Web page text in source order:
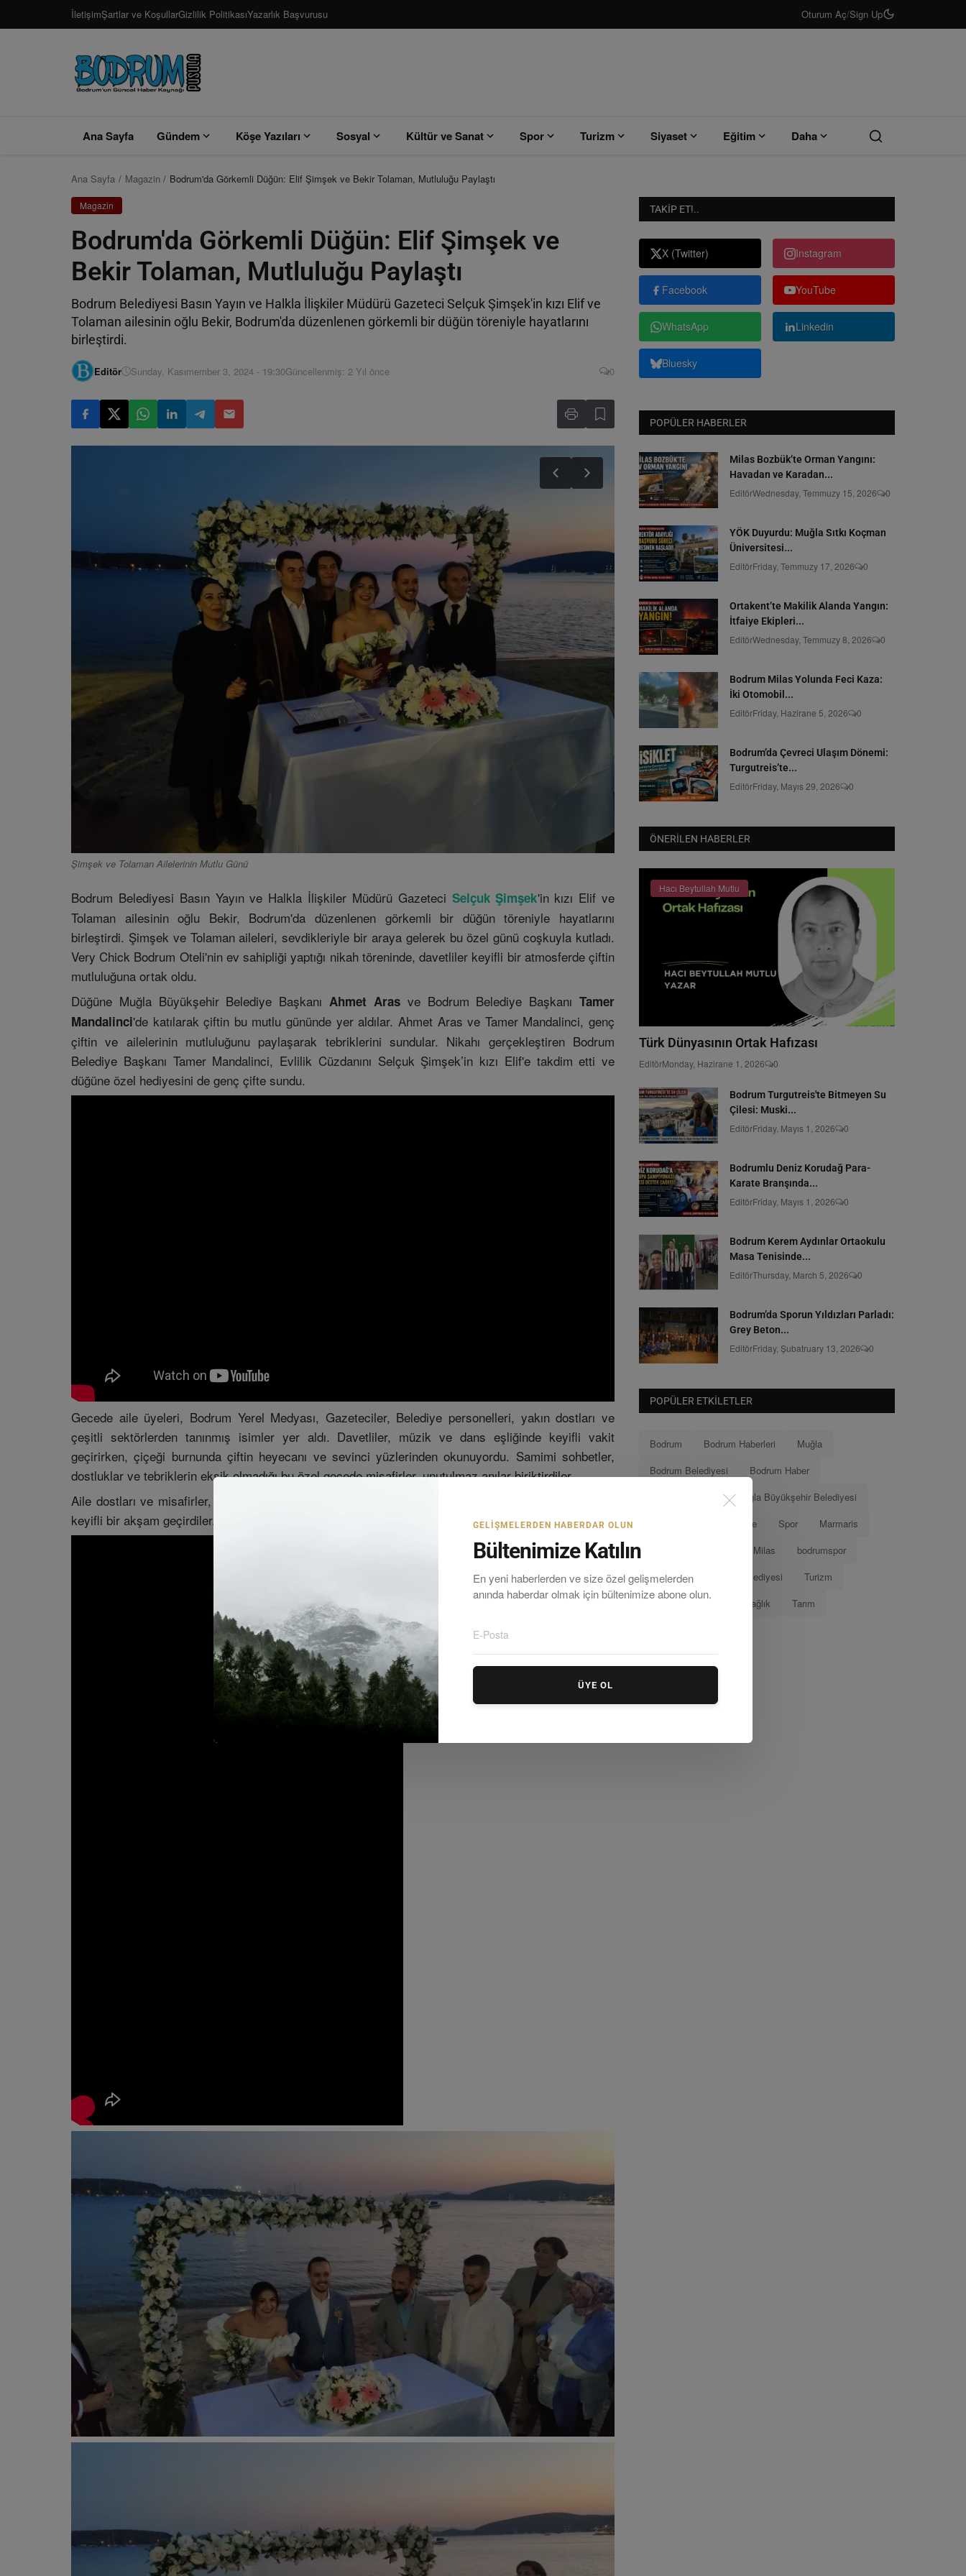
İletişimŞartlar ve KoşullarGizlilik PolitikasıYazarlık Başvurusu Oturum Aç/Sign Up
Ana Sayfa Gündem Köşe Yazıları Sosyal Kültür ve Sanat Spor Turizm Siyaset Eğitim Daha
Ana Sayfa Magazin Bodrum'da Görkemli Düğün: Elif Şimşek ve Bekir Tolaman, Mutluluğu Paylaştı
Magazin
Bodrum'da Görkemli Düğün: Elif Şimşek ve
Bekir Tolaman, Mutluluğu Paylaştı
Bodrum Belediyesi Basın Yayın ve Halkla İlişkiler Müdürü Gazeteci Selçuk Şimşek'in kızı Elif ve
Tolaman ailesinin oğlu Bekir, Bodrum'da düzenlenen görkemli bir düğün töreniyle hayatlarını
birleştirdi.
Editör Sunday, Kasımember 3, 2024 - 19:30Güncellenmiş: 2 Yıl önce 0
Şimşek ve Tolaman Ailelerinin Mutlu Günü
Bodrum Belediyesi Basın Yayın ve Halkla İlişkiler Müdürü Gazeteci Selçuk Şimşek'in kızı Elif ve
Tolaman ailesinin oğlu Bekir, Bodrum'da düzenlenen görkemli bir düğün töreniyle hayatlarını
birleştirdi. Şimşek ve Tolaman aileleri, sevdikleriyle bir araya gelerek bu özel günü coşkuyla kutladı.
Very Chick Bodrum Oteli'nin ev sahipliği yaptığı nikah töreninde, davetliler keyifli bir atmosferde çiftin
mutluluğuna ortak oldu.
Düğüne Muğla Büyükşehir Belediye Başkanı Ahmet Arasve Bodrum Belediye BaşkanıTamer
Mandalinci'de katılarak çiftin bu mutlu gününde yer aldılar. Ahmet Aras ve Tamer Mandalinci, genç
çiftin ve ailelerinin mutluluğunu paylaşarak tebriklerini sundular. Nikahı gerçekleştiren Bodrum
Belediye Başkanı Tamer Mandalinci, Evlilik Cüzdanını Selçuk Şimşek’in kızı Elif'e takdim etti ve
düğüne özel hediyesini de genç çifte sundu.
Gecede aile üyeleri, Bodrum Yerel Medyası, Gazeteciler, Belediye personelleri, yakın dostları ve
çeşitli sektörlerden tanınmış isimler yer aldı. Davetliler, müzik ve dans eşliğinde keyifli vakit
geçirirken, çiçeği burnunda çiftin heyecanı ve sevinci yüzlerinden okunuyordu. Samimi sohbetler,
dostluklar ve tebriklerin eksik olmadığı bu özel gecede misafirler, unutulmaz anılar biriktirdiler.
Aile dostları ve misafirler, çiftin ömür boyu mutluluk temennilerinde bulunarak törenin sonuna kadar
keyifli bir akşam geçirdiler.
TAKIP ET!..
X (Twitter) Instagram
Facebook YouTube
WhatsApp Linkedin
Bluesky
POPÜLER HABERLER
Milas Bozbük’te Orman Yangını:
Havadan ve Karadan...
EditörWednesday, Temmuzy 15, 2026 0
YÖK Duyurdu: Muğla Sıtkı Koçman
Üniversitesi...
EditörFriday, Temmuzy 17, 2026 0
Ortakent’te Makilik Alanda Yangın:
İtfaiye Ekipleri...
EditörWednesday, Temmuzy 8, 2026 0
Bodrum Milas Yolunda Feci Kaza:
İki Otomobil...
EditörFriday, Hazirane 5, 2026 0
Bodrum’da Çevreci Ulaşım Dönemi:
Turgutreis’te...
EditörFriday, Mayıs 29, 2026 0
ÖNERILEN HABERLER
Hacı Beytullah Mutlu
Türk Dünyasının Ortak Hafızası
EditörMonday, Hazirane 1, 2026 0
Bodrum Turgutreis'te Bitmeyen Su
Çilesi: Muski...
EditörFriday, Mayıs 1, 2026 0
Bodrumlu Deniz Korudağ Para-
Karate Branşında...
EditörFriday, Mayıs 1, 2026 0
Bodrum Kerem Aydınlar Ortaokulu
Masa Tenisinde...
EditörThursday, March 5, 2026 0
Bodrum’da Sporun Yıldızları Parladı:
Grey Beton...
EditörFriday, Şubatruary 13, 2026 0
POPÜLER ETKILETLER
Bodrum Bodrum Haberleri
Muğla
Bodrum Belediyesi
Bodrum Haber
Muğla Büyükşehir Belediyesi
Menteşe Spor
Marmaris
Milas
bodrumspor
Eğitim
Marmaris Belediyesi
Turizm
Sağlık Tarım
GELIŞMELERDEN HABERDAR OLUN
Bültenimize Katılın
En yeni haberlerden ve size özel gelişmelerden
anında haberdar olmak için bültenimize abone olun.
ÜYE OL